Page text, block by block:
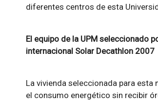
diferentes centros de esta
El equipo de la UPM seleccionado
internacional Solar Decathlon 2007
La vivienda seleccionada para esta
el consumo energético sin recibir